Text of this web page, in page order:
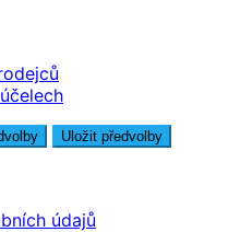
Uložit předvolby
údajů